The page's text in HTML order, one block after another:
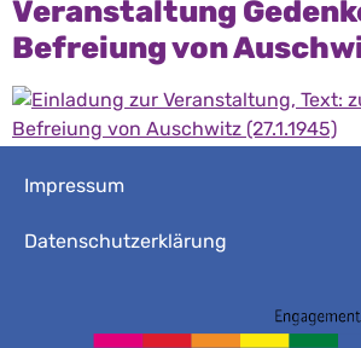
Veranstaltung
Befreiung von
Impressum
Datenschutzerklärung